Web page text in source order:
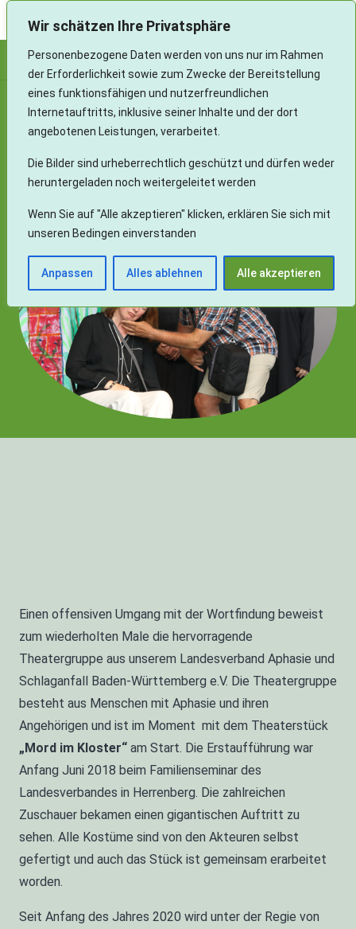
Wir schätzen Ihre Privatsphäre
Personenbezogene Daten werden von uns nur im Rahmen
der Erforderlichkeit sowie zum Zwecke der Bereitstellung
eines funktionsfähigen und nutzerfreundlichen
Internetauftritts, inklusive seiner Inhalte und der dort
angebotenen Leistungen, verarbeitet.
Die Bilder sind urheberrechtlich geschützt und dürfen weder
heruntergeladen noch weitergeleitet werden
Wenn Sie auf "Alle akzeptieren" klicken, erklären Sie sich mit
unseren Bedingen einverstanden
Anpassen Alles ablehnen Alle akzeptieren
Landesverband Aphasie und Schlaganfall Baden-Württemberg e.V.
Auch Menschen mit einer Sprachbehinderung
(Aphasie) können Theater spielen und Spaß
daran haben.
Einen offensiven Umgang mit der Wortfindung beweist
zum wiederholten Male die hervorragende
Theatergruppe aus unserem Landesverband Aphasie und
Schlaganfall Baden-Württemberg e.V. Die Theatergruppe
besteht aus Menschen mit Aphasie und ihren
Angehörigen und ist im Moment mit dem Theaterstück
„Mord im Kloster“ am Start. Die Erstaufführung war
Anfang Juni 2018 beim Familienseminar des
Landesverbandes in Herrenberg. Die zahlreichen
Zuschauer bekamen einen gigantischen Auftritt zu
sehen. Alle Kostüme sind von den Akteuren selbst
gefertigt und auch das Stück ist gemeinsam erarbeitet
worden.
Seit Anfang des Jahres 2020 wird unter der Regie von